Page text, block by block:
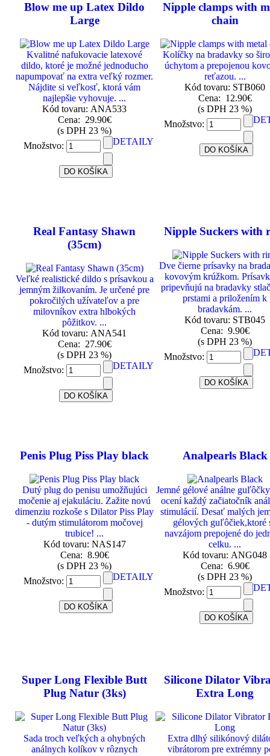
Blow me up Latex Dildo
Large
Kvalitné nafukovacie latexové
dildo, ktoré je možné jednoducho
napumpovať na extra veľký rozmer.
Nájdite si veľkosť, ktorá vám
najlepšie vyhovuje. ...
Kód tovaru: ANA533
Cena: 29.90€
(s DPH 23 %)
Množstvo:
DETAILY
Nipple clamps with
chain
Kolíčky na bradavky so
úchytom a prepojenou
reťazou. ...
Kód tovaru: STB060
Cena: 12.90€
(s DPH 23 %)
Množstvo:
Real Fantasy Shawn
(35cm)
Veľké realistické dildo s prísavkou a
jemným žilkovaním. Je určené pre
pokročilých užívateľov a pre
milovníkov extra hlbokých
pôžitkov. ...
Kód tovaru: ANA541
Cena: 27.90€
(s DPH 23 %)
Množstvo:
DETAILY
Nipple Suckers with
Dve čierne prísavky na
kovovým krúžkom.
pripevňujú na bradavky
prstami a priložením k
bradavkám. ...
Kód tovaru: STB045
Cena: 9.90€
(s DPH 23 %)
Množstvo:
Penis Plug Piss Play black
Dutý plug do penisu umožňujúci
močenie aj ejakuláciu. Zažite novú
dimenziu rozkoše s Dilator Piss Play
- dutým stimulátorom močovej
trubice! ...
Kód tovaru: NAS147
Cena: 8.90€
(s DPH 23 %)
Množstvo:
DETAILY
Analpearls Black
Jemné gélové análne
ocení každý začiatočník
stimulácií. Desať malých
gélových guľôčiek,ktoré
navzájom prepojené do
celku. ...
Kód tovaru: ANG048
Cena: 6.90€
(s DPH 23 %)
Množstvo:
Super Long Flexible Butt
Plug Natur (3ks)
Sada troch veľkých a ohybných
análnych kolíkov v rôznych
Silicone Dilator
Extra Long
Extra dlhý silikónový
vibrátorom pre extrémny